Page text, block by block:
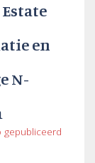
en
N-
gepubliceerd